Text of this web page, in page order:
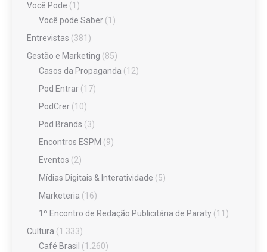
Você Pode (1)
Você pode Saber (1)
Entrevistas (381)
Gestão e Marketing (85)
Casos da Propaganda (12)
Pod Entrar (17)
PodCrer (10)
Pod Brands (3)
Encontros ESPM (9)
Eventos (2)
Mídias Digitais & Interatividade (5)
Marketeria (16)
1º Encontro de Redação Publicitária de Paraty (11)
Cultura (1.333)
Café Brasil (1.260)